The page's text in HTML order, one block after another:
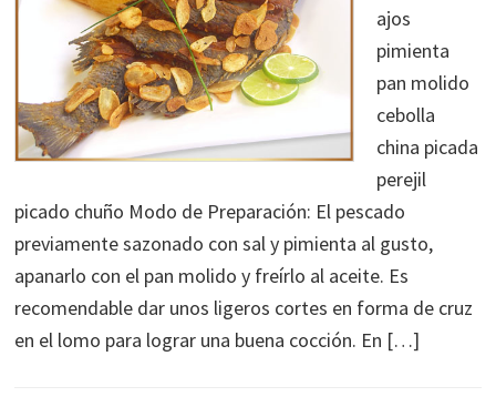
ajos
pimienta
pan molido
cebolla
china picada
perejil
picado chuño Modo de Preparación: El pescado
previamente sazonado con sal y pimienta al gusto,
apanarlo con el pan molido y freírlo al aceite. Es
recomendable dar unos ligeros cortes en forma de cruz
en el lomo para lograr una buena cocción. En […]